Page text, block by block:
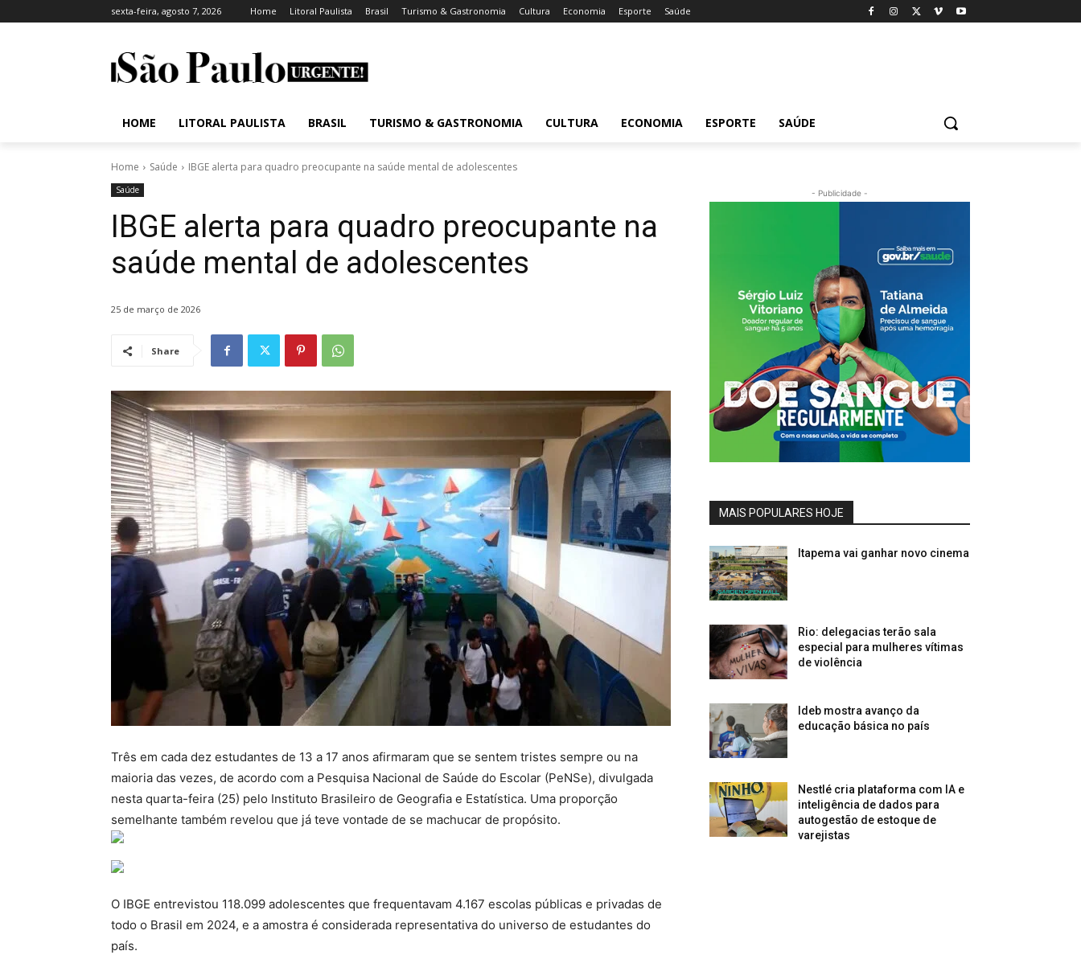
sexta-feira, agosto 7, 2026 Home Litoral Paulista Brasil Turismo & Gastronomia Cultura Economia Esporte Saúde
HOME LITORAL PAULISTA BRASIL TURISMO & GASTRONOMIA CULTURA ECONOMIA ESPORTE SAÚDE
Home Saúde IBGE alerta para quadro preocupante na saúde mental de adolescentes
Saúde
IBGE alerta para quadro preocupante na
saúde mental de adolescentes
25 de março de 2026
Share
Três em cada dez estudantes de 13 a 17 anos afirmaram que se sentem tristes sempre ou na
maioria das vezes, de acordo com a Pesquisa Nacional de Saúde do Escolar (PeNSe), divulgada
nesta quarta-feira (25) pelo Instituto Brasileiro de Geografia e Estatística. Uma proporção
semelhante também revelou que já teve vontade de se machucar de propósito.
O IBGE entrevistou 118.099 adolescentes que frequentavam 4.167 escolas públicas e privadas de
todo o Brasil em 2024, e a amostra é considerada representativa do universo de estudantes do
país.
- Publicidade -
MAIS POPULARES HOJE
Itapema vai ganhar novo cinema
Rio: delegacias terão sala
especial para mulheres vítimas
de violência
Ideb mostra avanço da
educação básica no país
Nestlé cria plataforma com IA e
inteligência de dados para
autogestão de estoque de
varejistas